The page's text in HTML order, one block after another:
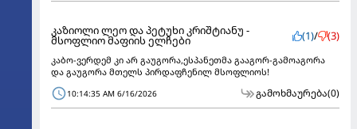
კაზიოლი ლეო და პეტუხი კრიშტიანუ -
მსოფლიო მაფიის ელჩები (1)/ (3)
კაბო-ვერდემ კი არ გაუგორა,ესპანეთმა გააგორ-გამოაგორა
და გაუგორა მთელს პირდაფჩენილ მსოფლიოს!
10:14:35 AM 6/16/2026 გამოხმაურება(0)